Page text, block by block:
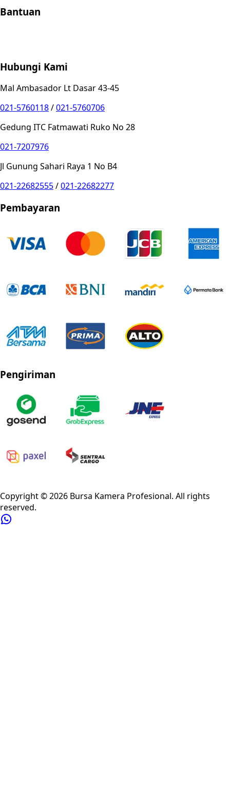
Bantuan
Hubungi Kami
Mal Ambasador Lt Dasar 43-45
021-5760118/021-5760706
Gedung ITC Fatmawati Ruko No 28
021-7207976
Jl Gunung Sahari Raya 1 No B4
021-22682555/021-22682277
Pembayaran
Pengiriman
Copyright ©2026 Bursa Kamera Profesional. All rights
reserved.